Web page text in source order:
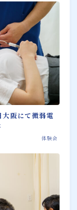
大阪にて微弱電
体験会